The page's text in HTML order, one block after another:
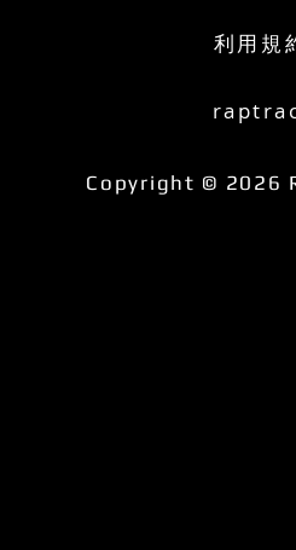
利用規
Copyright © 2026